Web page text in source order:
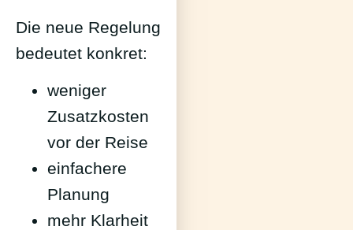
Die neue Regelung
bedeutet konkret:
weniger
Zusatzkosten
vor der Reise
einfachere
Planung
mehr Klarheit